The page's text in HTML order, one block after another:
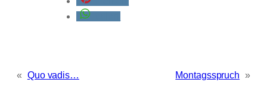
« Quo vadis… Montagsspruch »